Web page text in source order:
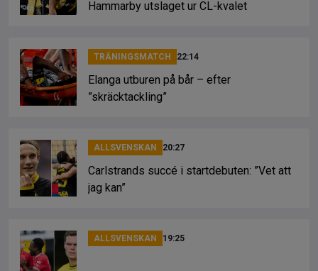
Hammarby utslaget ur CL-kvalet
TRÄNINGSMATCH 22:14
Elanga utburen på bår – efter
”skräcktackling”
ALLSVENSKAN 20:27
Carlstrands succé i startdebuten: ”Vet att
jag kan”
ALLSVENSKAN 19:25